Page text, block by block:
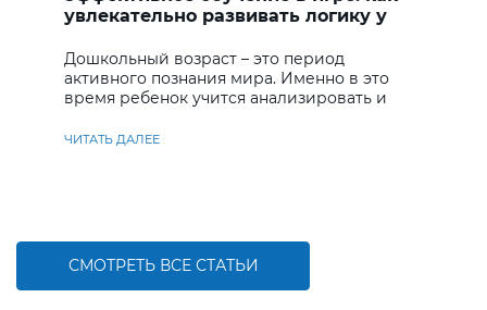
увлекательно развивать логику у
Дошкольный возраст – это период
активного познания мира. Именно в это
время ребенок учится анализировать и
ЧИТАТЬ ДАЛЕЕ
СМОТРЕТЬ ВСЕ СТАТЬИ